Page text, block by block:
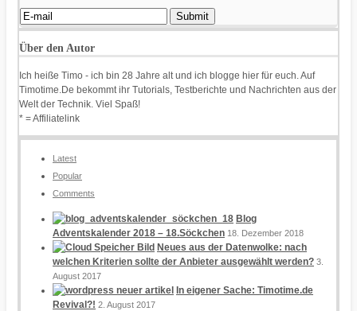
Über den Autor
Ich heiße Timo - ich bin 28 Jahre alt und ich blogge hier für euch. Auf
Timotime.De bekommt ihr Tutorials, Testberichte und Nachrichten aus der
Welt der Technik. Viel Spaß!
* = Affiliatelink
Latest
Popular
Comments
Blog
Adventskalender 2018 – 18.Söckchen 18. Dezember 2018
Neues aus der Datenwolke: nach
welchen Kriterien sollte der Anbieter ausgewählt werden? 3.
August 2017
In eigener Sache: Timotime.de
Revival?! 2. August 2017